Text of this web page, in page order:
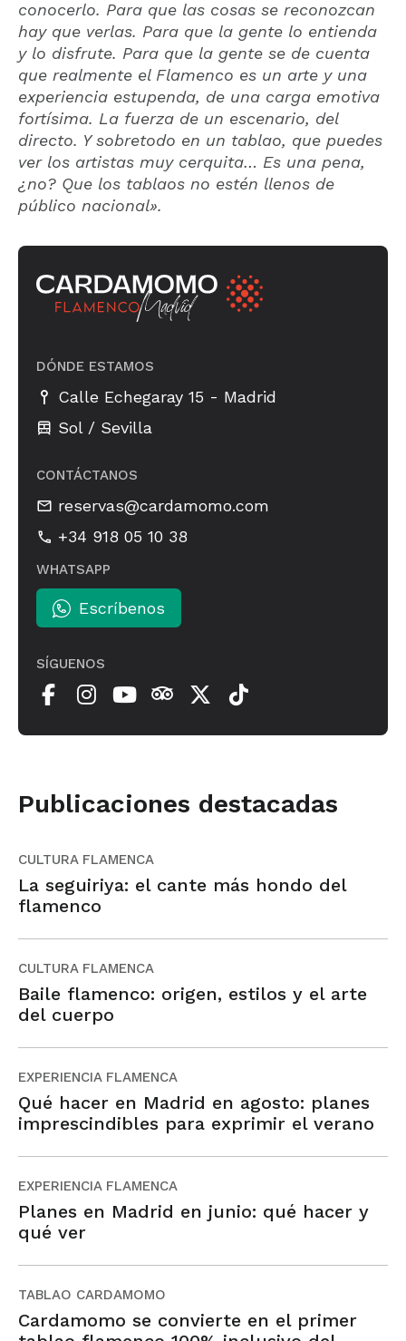
conocerlo. Para que las cosas se reconozcan
hay que verlas. Para que la gente lo entienda
y lo disfrute. Para que la gente se de cuenta
que realmente el Flamenco es un arte y una
experiencia estupenda, de una carga emotiva
fortísima. La fuerza de un escenario, del
directo. Y sobretodo en un tablao, que puedes
ver los artistas muy cerquita… Es una pena,
¿no? Que los tablaos no estén llenos de
público nacional».
DÓNDE ESTAMOS
Calle Echegaray 15 - Madrid
Sol / Sevilla
CONTÁCTANOS
reservas@cardamomo.com
+34 918 05 10 38
WHATSAPP
Escríbenos
SÍGUENOS
Publicaciones destacadas
CULTURA FLAMENCA
La seguiriya: el cante más hondo del
flamenco
CULTURA FLAMENCA
Baile flamenco: origen, estilos y el arte
del cuerpo
EXPERIENCIA FLAMENCA
Qué hacer en Madrid en agosto: planes
imprescindibles para exprimir el verano
EXPERIENCIA FLAMENCA
Planes en Madrid en junio: qué hacer y
qué ver
TABLAO CARDAMOMO
Cardamomo se convierte en el primer